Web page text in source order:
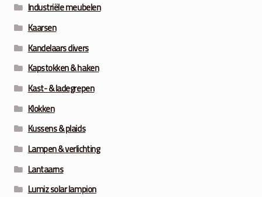
Industriële meubelen
Kaarsen
Kandelaars divers
Kapstokken & haken
Kast- & ladegrepen
Klokken
Kussens & plaids
Lampen & verlichting
Lantaarns
Lumiz solar lampion